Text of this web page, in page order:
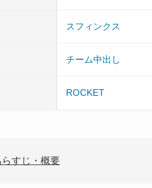
スフィンクス
チーム中出し
ROCKET
すじ・概要